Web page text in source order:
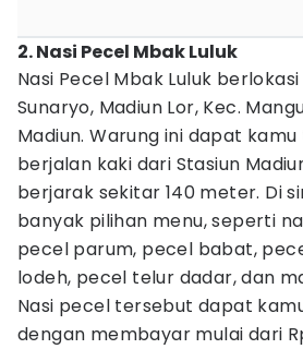
2. Nasi Pecel Mbak Luluk
Nasi Pecel Mbak Luluk
Sunaryo, Madiun Lor, Kec.
Madiun. Warung ini dapat
berjalan kaki dari Stasiun
berjarak sekitar 140 meter. Di
banyak pilihan menu, seperti
pecel parum, pecel babat,
lodeh, pecel telur dadar, dan
Nasi pecel tersebut dapat
dengan membayar mulai dari